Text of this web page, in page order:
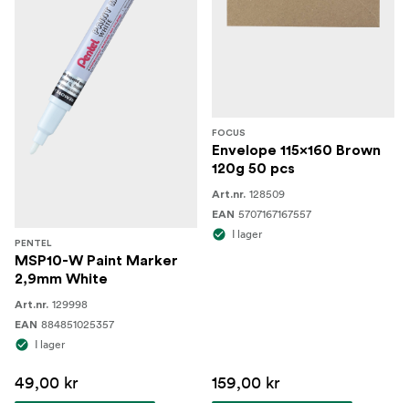
PENTEL
MSP10-W Paint Marker
2,9mm White
Art.nr. 129998
EAN 884851025357
I lager
49,00 kr
FOCUS
Envelope 115x160 Brown
120g 50 pcs
Art.nr. 128509
EAN 5707167167557
I lager
159,00 kr